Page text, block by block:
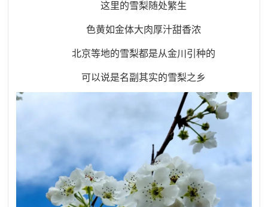
这里的雪梨随处繁生
色黄如金体大肉厚汁甜香浓
北京等地的雪梨都是从金川引种的
可以说是名副其实的雪梨之乡